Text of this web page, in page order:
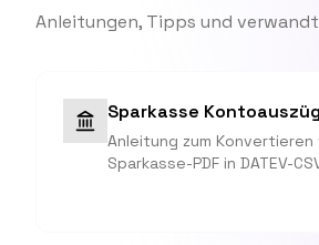
Anleitungen, Tipps und
Sparkasse
Anleitung zum Konvertieren
Sparkasse-PDF in DATEV-